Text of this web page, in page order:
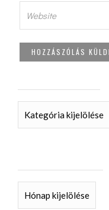
KATEGÓRIÁK
ARCHÍVUM